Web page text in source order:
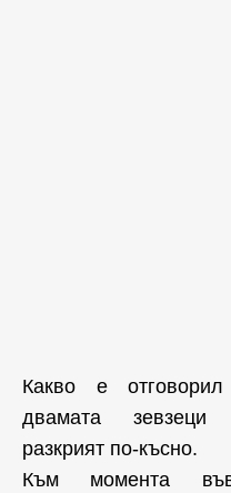
Какво е
двамата
разкрият по-късно.
Към момента